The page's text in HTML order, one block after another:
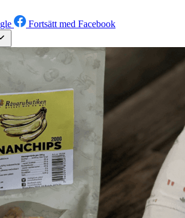
Fortsätt med Facebook